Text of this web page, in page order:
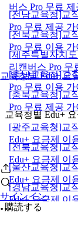
교육청별 Edu+ 요
サインイン
버스 Pro 무료
[전남교육청]교
Pro 무료 제공 가
[전북교육청]교
Pro 무료 이용 가
[제주특별자치
리캔버스 Pro 무
[충남교육청]교
Pro 무료 이용 가
[충북교육청]교
Pro 무료 제공 가
교육청별 Edu+
[광주교육청]교
Edu+ 요금제 이
[전북교육청]교
Edu+ 요금제 이
[울산교육청]교
Edu+ 요금제 이
[경남교육청]교
Edu+ 요금제 이
購読する